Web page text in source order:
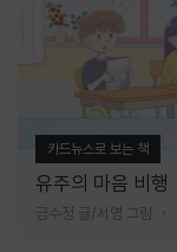
카드뉴스로 보는 책
유주의 마음 비행
금수정 글/서영 그림